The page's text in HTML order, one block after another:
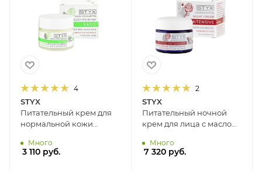
4
STYX
Питательный крем для
нормальной кожи
Много
3 110 руб.
2
STYX
Питательный ночной
крем для лица с маслом
STYX, 50 мл
Много
7 320руб.